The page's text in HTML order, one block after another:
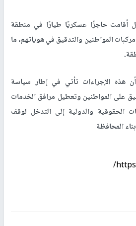
أقامت حاجزًا عسكريًا طيارًا في منطقة
المواطنين والتدقيق في هوياتهم، ما
.
هذه الإجراءات تأتي في إطار سياسة
على المواطنين وتعطيل مرافق الخدمات
الحقوقية والدولية إلى التدخل لوقف
المحافظة